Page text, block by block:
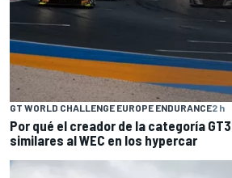
GT WORLD CHALLENGE EUROPE ENDURANCE2 h
Por qué el creador de la categoría
similares al WEC en los hypercar